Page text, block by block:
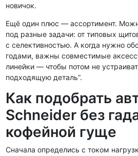
новичок.
Ещё один плюс — ассортимент.
под разные задачи: от типовых
с селективностью. А когда нужно
годами, важны совместимые
линейки — чтобы потом не
подходящую деталь”.
Как подобрать
Schneider без
кофейной гуще
Сначала определись с током